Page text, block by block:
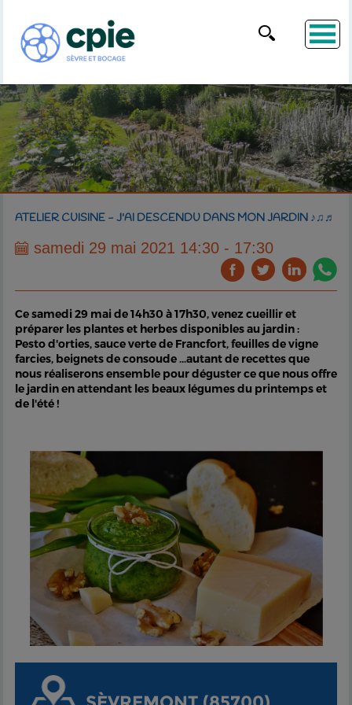
ATELIER CUISINE - J'AI DESCENDU DANS MON JARDIN ♪♫♬
samedi 29 mai 2021 14:30 - 17:30
Ce samedi 29 mai de 14h30 à 17h30, venez cueillir et
préparer les plantes et herbes disponibles au jardin :
Pesto d'orties, sauce verte de Francfort, feuilles de vigne
farcies, beignets de consoude …autant de recettes que
nous réaliserons ensemble pour déguster ce que nous offre
le jardin en attendant les beaux légumes du printemps et
de l'été !